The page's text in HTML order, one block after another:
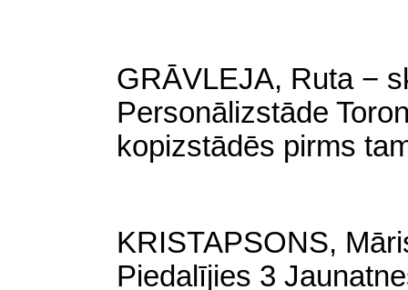
GRĀVLEJA, Ruta −
Personālizstāde
kopizstādēs pirms
KRISTAPSONS,
Piedalījies 3